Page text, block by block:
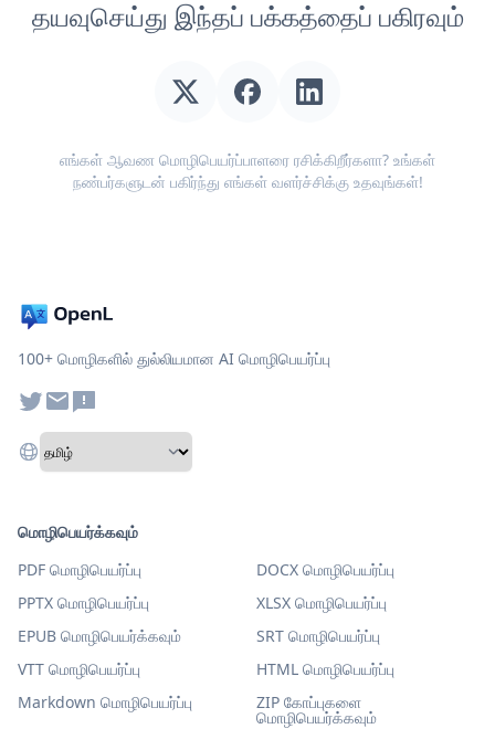
தயவுசெய்து இந்தப் பக்கத்தைப் பகிரவும்
எங்கள் ஆவண மொழிபெயர்ப்பாளரை ரசிக்கிறீர்களா? உங்கள்
நண்பர்களுடன் பகிர்ந்து எங்கள் வளர்ச்சிக்கு உதவுங்கள்!
100+ மொழிகளில் துல்லியமான AI மொழிபெயர்ப்பு
மொழிபெயர்க்கவும்
PDF மொழிபெயர்ப்பு
DOCX மொழிபெயர்ப்பு
PPTX மொழிபெயர்ப்பு
XLSX மொழிபெயர்ப்பு
EPUB மொழிபெயர்க்கவும்
SRT மொழிபெயர்ப்பு
VTT மொழிபெயர்ப்பு
HTML மொழிபெயர்ப்பு
Markdown மொழிபெயர்ப்பு
ZIP கோப்புகளை
மொழிபெயர்க்கவும்